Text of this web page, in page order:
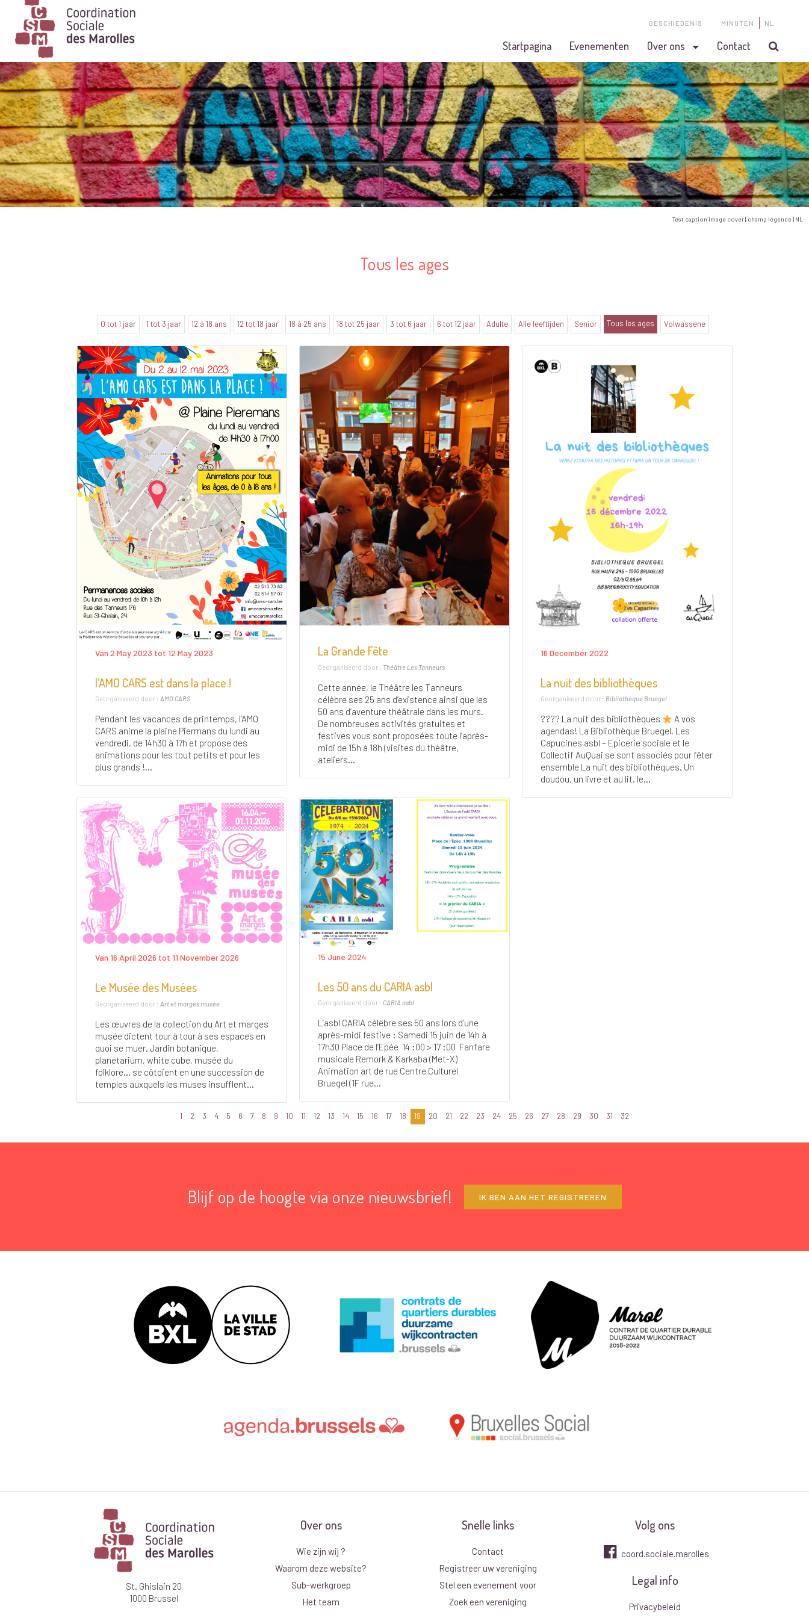
Main Navigation
GESCHIEDENIS MINUTEN NL
Startpagina Evenementen Over ons Contact
Test caption image cover [champ légende] NL
Tous les ages
0 tot 1 jaar 1 tot 3 jaar 12 à 18 ans 12 tot 18 jaar 18 à 25 ans 18 tot 25 jaar 3 tot 6 jaar 6 tot 12 jaar Adulte Alle leeftijden Senior Tous les ages Volwassene
Van 2 May 2023 tot 12 May 2023
l’AMO CARS est dans la place !
Georganiseerd door : AMO CARS
Pendant les vacances de printemps, l’AMO
CARS anime la plaine Piermans du lundi au
vendredi, de 14h30 à 17h et propose des
animations pour les tout petits et pour les
plus grands !...
La Grande Fête
Georganiseerd door : Théâtre Les Tanneurs
Cette année, le Théâtre les Tanneurs
célèbre ses 25 ans d’existence ainsi que les
50 ans d’aventure théâtrale dans les murs.
De nombreuses activités gratuites et
festives vous sont proposées toute l’après-
midi de 15h à 18h (visites du théâtre,
ateliers...
16 December 2022
La nuit des bibliothèques
Georganiseerd door : Bibliothèque Bruegel
???? La nuit des bibliothèques
A vos
agendas! La Bibliothèque Bruegel, Les
Capucines asbl – Epicerie sociale et le
Collectif AuQuai se sont associés pour fêter
ensemble La nuit des bibliothèques. Un
doudou, un livre et au lit. le...
Van 16 April 2026 tot 11 November 2026
Le Musée des Musées
Georganiseerd door : Art et marges musée
Les œuvres de la collection du Art et marges
musée dictent tour à tour à ses espaces en
quoi se muer. Jardin botanique,
planétarium, white cube, musée du
folklore… se côtoient en une succession de
temples auxquels les muses insufflent...
15 June 2024
Les 50 ans du CARIA asbl
Georganiseerd door : CARIA asbl
L’asbl CARIA célèbre ses 50 ans lors d’une
après-midi festive : Samedi 15 juin de 14h à
17h30 Place de l’Epée 14 :00 > 17 :00 Fanfare
musicale Remork & Karkaba (Met-X)
Animation art de rue Centre Culturel
Bruegel (1F rue...
1 2 3 4 5 6 7 8 9 10 11 12 13 14 15 16 17 18 19 20 21 22 23 24 25 26 27 28 29 30 31 32
Blijf op de hoogte via onze nieuwsbrief! IK BEN AAN HET REGISTREREN
St. Ghislain 20
1000 Brussel
Over ons
Wie zijn wij ?
Waarom deze website?
Sub-werkgroep
Het team
Snelle links
Contact
Registreer uw vereniging
Stel een evenement voor
Zoek een vereniging
Volg ons
coord.sociale.marolles
Legal info
Privacybeleid